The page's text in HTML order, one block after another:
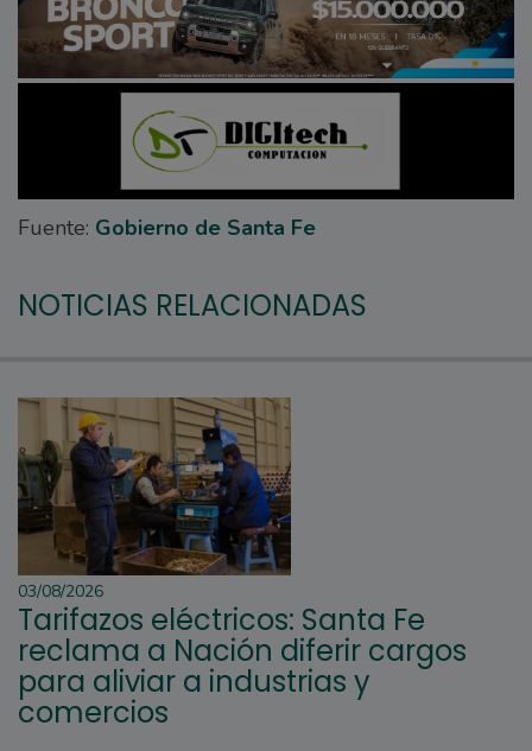
Fuente: Gobierno de Santa Fe
NOTICIAS RELACIONADAS
03/08/2026
Tarifazos eléctricos: Santa Fe
reclama a Nación diferir cargos
para aliviar a industrias y
comercios